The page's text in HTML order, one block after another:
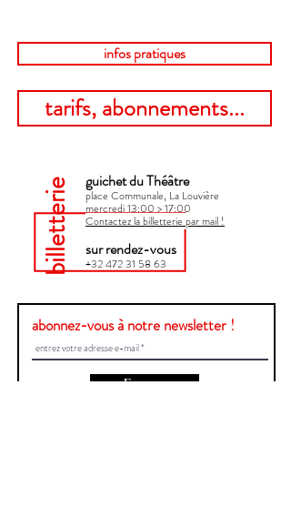
infos pratiques
tarifs, abonnements...
billetterie guichet du Théâtre
place Communale, La Louvière
mercredi 13:00 > 17:00​
Contactez la billetterie par mail !
sur rendez-vous
+32 472 31 58 63
abonnez-vous à notre newsletter !
Envoyer